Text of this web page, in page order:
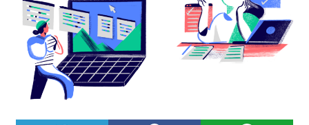
ダウンロード
会員登録
ログイン